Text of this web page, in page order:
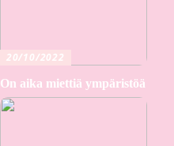
20/10/2022
On aika miettiä ympäristöä